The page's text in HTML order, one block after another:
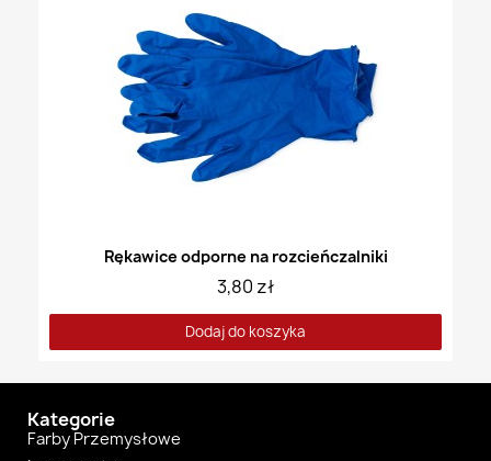
Rękawice odporne na rozcieńczalniki
3,80 zł
Dodaj do koszyka
Kategorie
Farby Przemysłowe